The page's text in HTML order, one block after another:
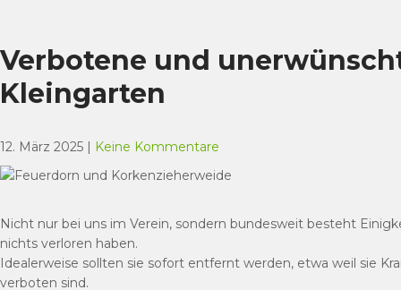
Verbotene und
Kleingarten
12. März 2025 | Keine Kommentare
Nicht nur bei uns im Verein, sondern bundesweit besteht
nichts verloren haben.
Idealerweise sollten sie sofort entfernt werden, etwa weil sie
verboten sind.